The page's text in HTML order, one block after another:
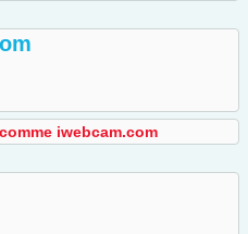
iwebcam.com